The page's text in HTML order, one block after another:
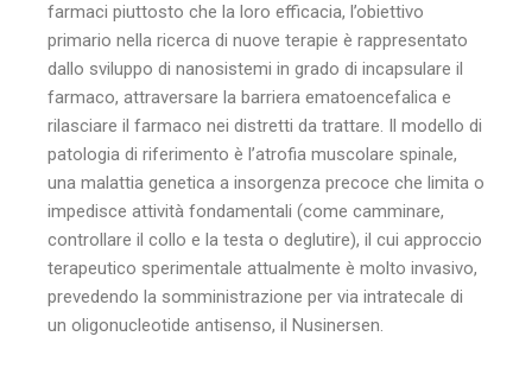
farmaci piuttosto che la loro efficacia, l’obiettivo
primario nella ricerca di nuove terapie è rappresentato
dallo sviluppo di nanosistemi in grado di incapsulare il
farmaco, attraversare la barriera ematoencefalica e
rilasciare il farmaco nei distretti da trattare. Il modello di
patologia di riferimento è l’atrofia muscolare spinale,
una malattia genetica a insorgenza precoce che limita o
impedisce attività fondamentali (come camminare,
controllare il collo e la testa o deglutire), il cui approccio
terapeutico sperimentale attualmente è molto invasivo,
prevedendo la somministrazione per via intratecale di
un oligonucleotide antisenso, il Nusinersen.